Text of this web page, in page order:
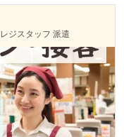
ジスタッフ 派遣